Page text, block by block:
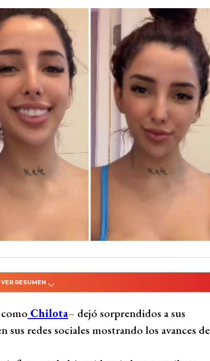
VER RESUMEN
como Chilota, sorprendió a sus
avances de sus recientes cirugías,
lipoespalda, mastopexia con
Chilota– dejó sorprendidos a sus
redes sociales mostrando los avances de